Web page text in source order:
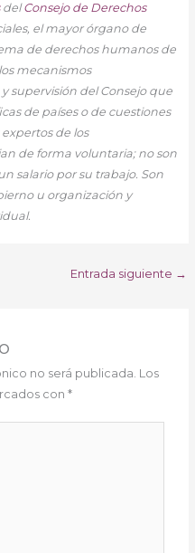
delConsejo de Derechos
el mayor órgano de
de derechos humanos de
mecanismos
supervisión del Consejo que
de países o de cuestiones
expertos de los
de forma voluntaria; no son
salario por su trabajo. Son
u organización y
Entrada siguiente →
no será publicada. Los
con*